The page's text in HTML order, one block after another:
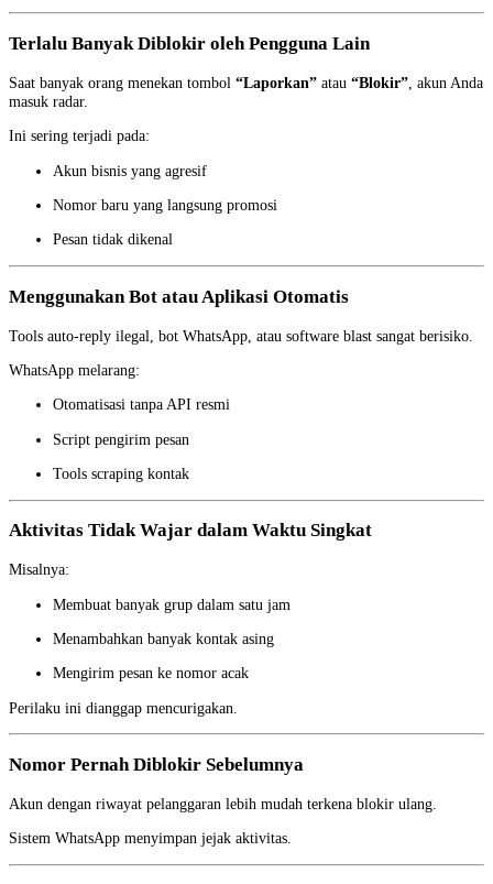
Terlalu Banyak Diblokir oleh Pengguna Lain
Saat banyak orang menekan tombol “Laporkan” atau “Blokir” , akun Anda
masuk radar.
Ini sering terjadi pada:
Akun bisnis yang agresif
Nomor baru yang langsung promosi
Pesan tidak dikenal
Menggunakan Bot atau Aplikasi Otomatis
Tools auto-reply ilegal, bot WhatsApp, atau software blast sangat berisiko.
WhatsApp melarang:
Otomatisasi tanpa API resmi
Script pengirim pesan
Tools scraping kontak
Aktivitas Tidak Wajar dalam Waktu Singkat
Misalnya:
Membuat banyak grup dalam satu jam
Menambahkan banyak kontak asing
Mengirim pesan ke nomor acak
Perilaku ini dianggap mencurigakan.
Nomor Pernah Diblokir Sebelumnya
Akun dengan riwayat pelanggaran lebih mudah terkena blokir ulang.
Sistem WhatsApp menyimpan jejak aktivitas.